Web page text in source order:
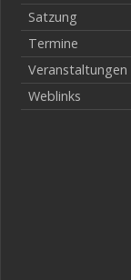
Satzung
Termine
Veranstaltungen
Weblinks